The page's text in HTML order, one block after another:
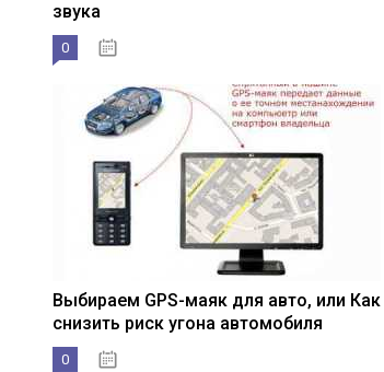
звука
0
Выбираем GPS-маяк для авто, или Как
снизить риск угона автомобиля
0